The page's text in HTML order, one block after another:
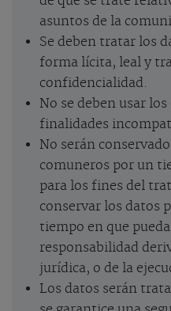
asuntos de la
Se deben tratar los
forma lícita, leal y
confidencialidad.
No se deben usar
finalidades
No serán
comuneros por un
para los fines del
conservar los datos
tiempo en que
responsabilidad
jurídica, o de la
Los datos serán